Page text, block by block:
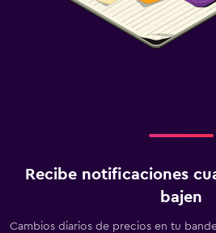
Recibe notificaciones
bajen
Cambios diarios de precios en tu